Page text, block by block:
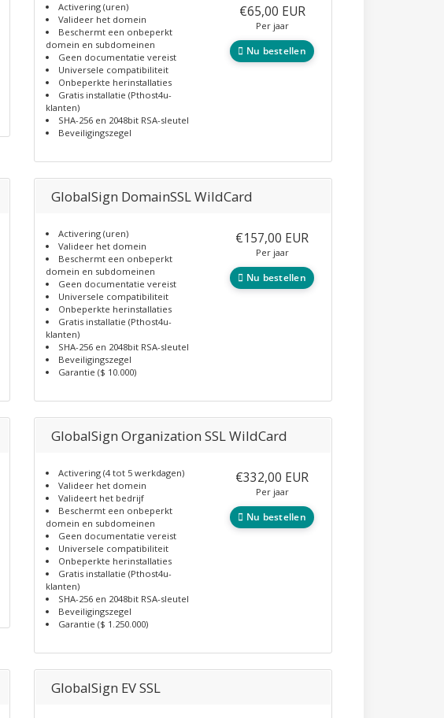
Activering (uren)
Valideer het domein
Beschermt een onbeperkt
domein en subdomeinen
Geen documentatie vereist
Universele compatibiliteit
Onbeperkte herinstallaties
Gratis installatie (Pthost4u-
klanten)
SHA-256 en 2048bit RSA-sleutel
Beveiligingszegel
€65,00 EUR
Per jaar
Nu bestellen
GlobalSign DomainSSL WildCard
Activering (uren)
Valideer het domein
Beschermt een onbeperkt
domein en subdomeinen
Geen documentatie vereist
Universele compatibiliteit
Onbeperkte herinstallaties
Gratis installatie (Pthost4u-
klanten)
SHA-256 en 2048bit RSA-sleutel
Beveiligingszegel
Garantie ($ 10.000)
€157,00 EUR
Per jaar
Nu bestellen
GlobalSign Organization SSL WildCard
Activering (4 tot 5 werkdagen)
Valideer het domein
Valideert het bedrijf
Beschermt een onbeperkt
domein en subdomeinen
Geen documentatie vereist
Universele compatibiliteit
Onbeperkte herinstallaties
Gratis installatie (Pthost4u-
klanten)
SHA-256 en 2048bit RSA-sleutel
Beveiligingszegel
Garantie ($ 1.250.000)
€332,00 EUR
Per jaar
Nu bestellen
GlobalSign EV SSL